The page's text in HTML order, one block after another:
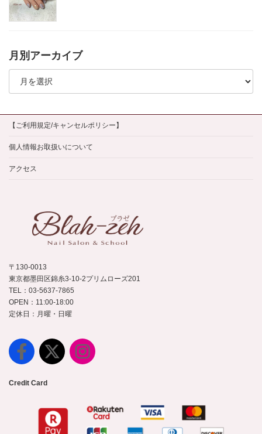
月別アーカイブ
月
イ
ブ
【ご利用規定/キャンセルポリシー】
個人情報お取扱いについて
アクセス
〒130-0013
東京都墨田区錦糸3-10-2プリムローズ201
TEL：03-5637-7865
OPEN：11:00-18:00
定休日：月曜・日曜
Credit Card